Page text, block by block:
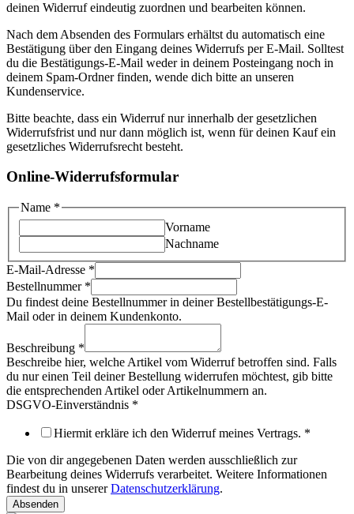
deinen Widerruf eindeutig zuordnen und bearbeiten können.
Nach dem Absenden des Formulars erhältst du automatisch eine
Bestätigung über den Eingang deines Widerrufs per E-Mail. Solltest
du die Bestätigungs-E-Mail weder in deinem Posteingang noch in
deinem Spam-Ordner finden, wende dich bitte an unseren
Kundenservice.
Bitte beachte, dass ein Widerruf nur innerhalb der gesetzlichen
Widerrufsfrist und nur dann möglich ist, wenn für deinen Kauf ein
gesetzliches Widerrufsrecht besteht.
Online-Widerrufsformular
Name
Bestellnummer
Beschreibung
Name *
Vorname
Nachname
E-Mail-Adresse *
Bestellnummer *
Du findest deine Bestellnummer in deiner Bestellbestätigungs-E-
Mail oder in deinem Kundenkonto.
Beschreibung *
Beschreibe hier, welche Artikel vom Widerruf betroffen sind. Falls
du nur einen Teil deiner Bestellung widerrufen möchtest, gib bitte
die entsprechenden Artikel oder Artikelnummern an.
DSGVO-Einverständnis *
Hiermit erkläre ich den Widerruf meines Vertrags. *
Die von dir angegebenen Daten werden ausschließlich zur
Bearbeitung deines Widerrufs verarbeitet. Weitere Informationen
findest du in unsererDatenschutzerklärung.
Absenden